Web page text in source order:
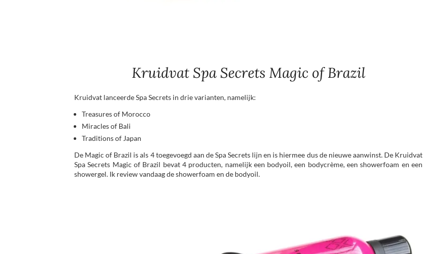
Kruidvat Spa Secrets Magic of Brazil
Kruidvat lanceerde Spa Secrets in drie varianten, namelijk:
Treasures of Morocco
Miracles of Bali
Traditions of Japan
De Magic of Brazil is als 4 toegevoegd aan de Spa Secrets lijn en is hiermee dus de nieuwe aanwinst. De Kruidvat
Spa Secrets Magic of Brazil bevat 4 producten, namelijk een bodyoil, een bodycrème, een showerfoam en een
showergel. Ik review vandaag de showerfoam en de bodyoil.